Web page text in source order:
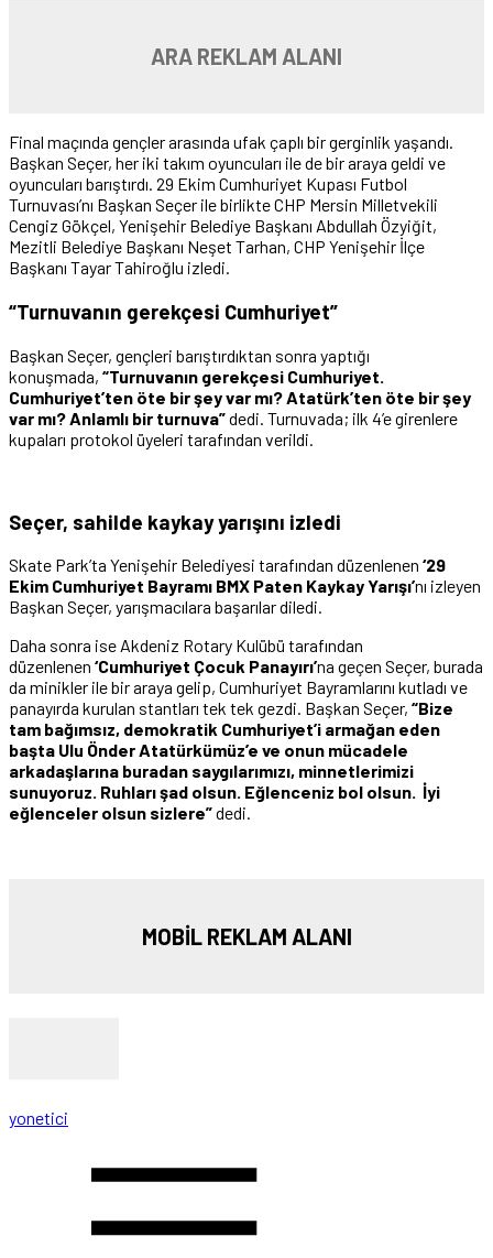
ARA REKLAM ALANI
Final maçında gençler arasında ufak çaplı bir gerginlik yaşandı.
Başkan Seçer, her iki takım oyuncuları ile de bir araya geldi ve
oyuncuları barıştırdı. 29 Ekim Cumhuriyet Kupası Futbol
Turnuvası’nı Başkan Seçer ile birlikte CHP Mersin Milletvekili
Cengiz Gökçel, Yenişehir Belediye Başkanı Abdullah Özyiğit,
Mezitli Belediye Başkanı Neşet Tarhan, CHP Yenişehir İlçe
Başkanı Tayar Tahiroğlu izledi.
“Turnuvanın gerekçesi Cumhuriyet”
Başkan Seçer, gençleri barıştırdıktan sonra yaptığı
konuşmada, “Turnuvanın gerekçesi Cumhuriyet.
Cumhuriyet’ten öte bir şey var mı? Atatürk’ten öte bir şey
var mı? Anlamlı bir turnuva”dedi. Turnuvada; ilk 4’e girenlere
kupaları protokol üyeleri tarafından verildi.
Seçer, sahilde kaykay yarışını izledi
Skate Park’ta Yenişehir Belediyesi tarafından düzenlenen ‘29
Ekim Cumhuriyet Bayramı BMX Paten Kaykay Yarışı’nı izleyen
Başkan Seçer, yarışmacılara başarılar diledi.
Daha sonra ise Akdeniz Rotary Kulübü tarafından
düzenlenen ‘Cumhuriyet Çocuk Panayırı’na geçen Seçer, burada
da minikler ile bir araya gelip, Cumhuriyet Bayramlarını kutladı ve
panayırda kurulan stantları tek tek gezdi. Başkan Seçer, “Bize
tam bağımsız, demokratik Cumhuriyet’i armağan eden
başta Ulu Önder Atatürkümüz’e ve onun mücadele
arkadaşlarına buradan saygılarımızı, minnetlerimizi
sunuyoruz. Ruhları şad olsun. Eğlenceniz bol olsun. İyi
eğlenceler olsun sizlere”dedi.
MOBİL REKLAM ALANI
yonetici